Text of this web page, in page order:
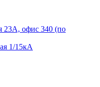
23А, офис 340 (по
1/15кА